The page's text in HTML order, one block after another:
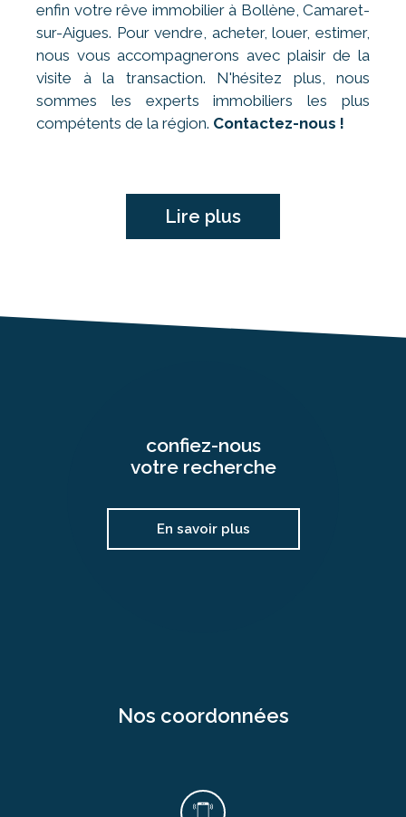
enfin votre rêve immobilier à Bollène, Camaret-
sur-Aigues. Pour vendre, acheter, louer, estimer,
nous vous accompagnerons avec plaisir de la
visite à la transaction. N'hésitez plus, nous
sommes les experts immobiliers les plus
compétents de la région. Contactez-nous !
Lire plus
confiez-nous
votre recherche
En savoir plus
nos coordonnées